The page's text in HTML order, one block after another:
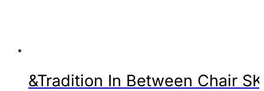
&Tradition In Between Chair